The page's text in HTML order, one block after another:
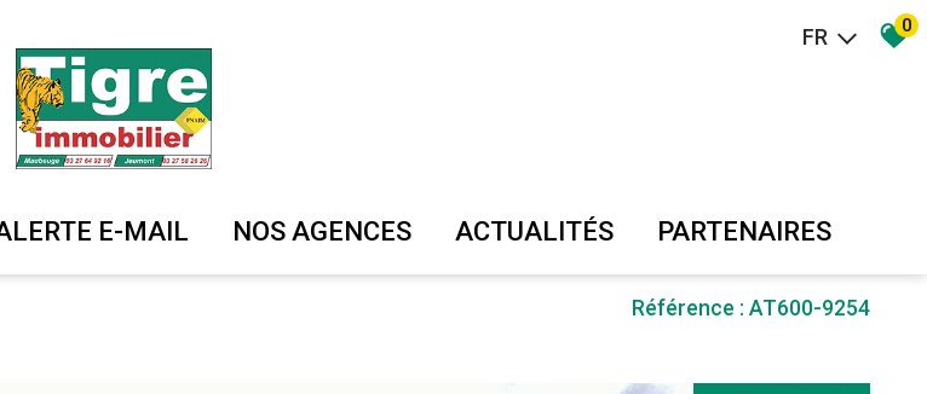
FR 0
ALERTE E-MAIL NOS AGENCES ACTUALITÉS PARTENAIRES
Référence : AT600-9254